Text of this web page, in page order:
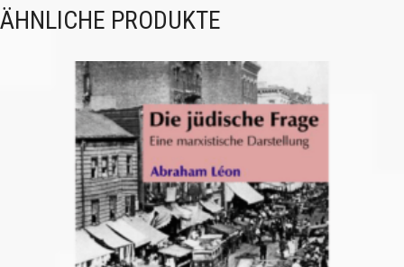
ÄHNLICHE PRODUKTE